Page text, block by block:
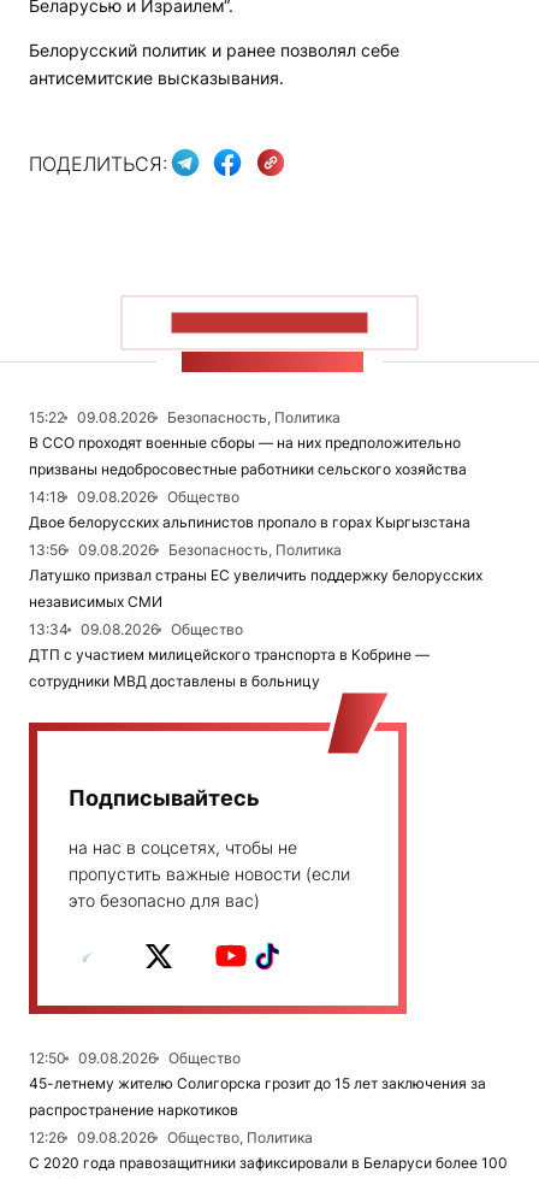
Беларусью и Израилем“.
Белорусский политик и ранее позволял себе
антисемитские высказывания.
ПОДЕЛИТЬСЯ:
15:22 09.08.2026
Безопасность, Политика
В ССО проходят военные сборы — на них предположительно
призваны недобросовестные работники сельского хозяйства
14:18
09.08.2026
Общество
Двое белорусских альпинистов пропало в горах Кыргызстана
13:56
09.08.2026
Безопасность, Политика
Латушко призвал страны ЕС увеличить поддержку белорусских
независимых СМИ
13:34
09.08.2026
Общество
ДТП с участием милицейского транспорта в Кобрине —
сотрудники МВД доставлены в больницу
Подписывайтесь
на нас в соцсетях, чтобы не
пропустить важные новости (если
это безопасно для вас)
12:50 09.08.2026
Общество
45-летнему жителю Солигорска грозит до 15 лет заключения за
распространение наркотиков
12:26
09.08.2026
Общество, Политика
С 2020 года правозащитники зафиксировали в Беларуси более 100